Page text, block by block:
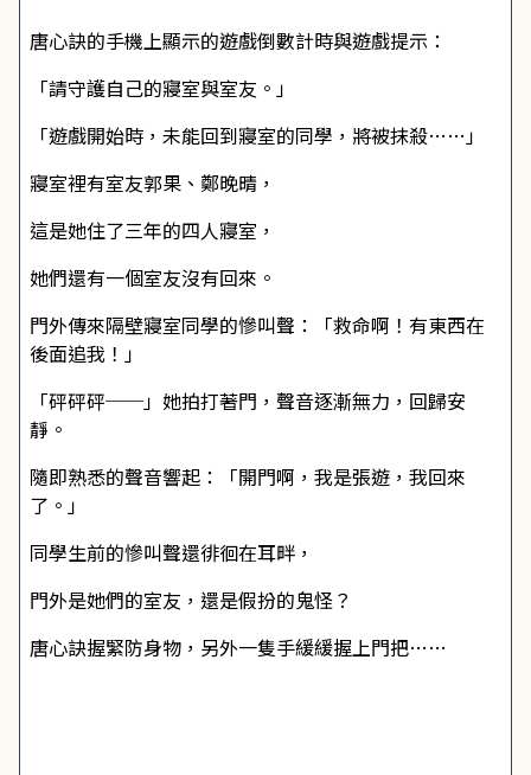
唐心訣的手機上顯示的遊戲倒數計時與遊戲提示：
「請守護自己的寢室與室友。」
「遊戲開始時，未能回到寢室的同學，將被抹殺……」
寢室裡有室友郭果、鄭晚晴，
這是她住了三年的四人寢室，
她們還有一個室友沒有回來。
門外傳來隔壁寢室同學的慘叫聲：「救命啊！有東西在
後面追我！」
「砰砰砰──」她拍打著門，聲音逐漸無力，回歸安
靜。
隨即熟悉的聲音響起：「開門啊，我是張遊，我回來
了。」
同學生前的慘叫聲還徘徊在耳畔，
門外是她們的室友，還是假扮的鬼怪？
唐心訣握緊防身物，另外一隻手緩緩握上門把……